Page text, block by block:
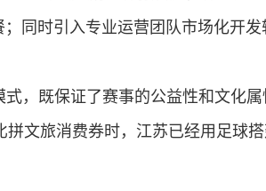
；同时引入专业运营团队市场化开
，既保证了赛事的公益性和文化
文旅消费券时，江苏已经用足球